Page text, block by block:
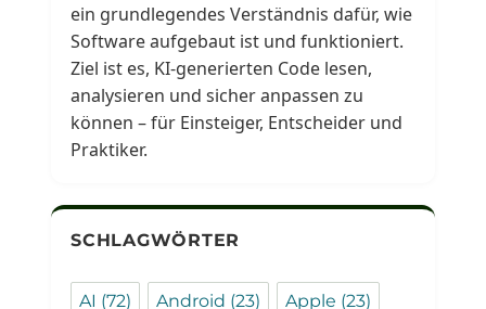
ein grundlegendes Verständnis dafür, wie
Software aufgebaut ist und funktioniert.
Ziel ist es, KI-generierten Code lesen,
analysieren und sicher anpassen zu
können – für Einsteiger, Entscheider und
Praktiker.
SCHLAGWÖRTER
AI (72) Android (23) Apple (23)